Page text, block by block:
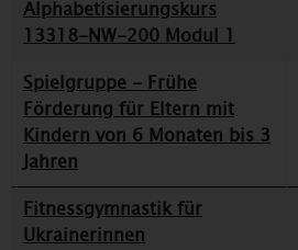
Alphabetisierungskurs
13318-NW-200 Modul 1
Spielgruppe - Frühe
Förderung für Eltern mit
Kindern von 6 Monaten bis 3
Jahren
Fitnessgymnastik für
Ukrainerinnen